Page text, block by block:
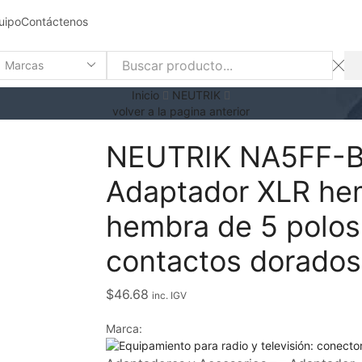
Contáctenos
Search
Inicio
NEUTRIK
volver a la pagina anterior
NEUTRIK NA5FF-
Adaptador XLR
hembra de 5
contactos dorados
$46.68 inc. IGV
Marca: